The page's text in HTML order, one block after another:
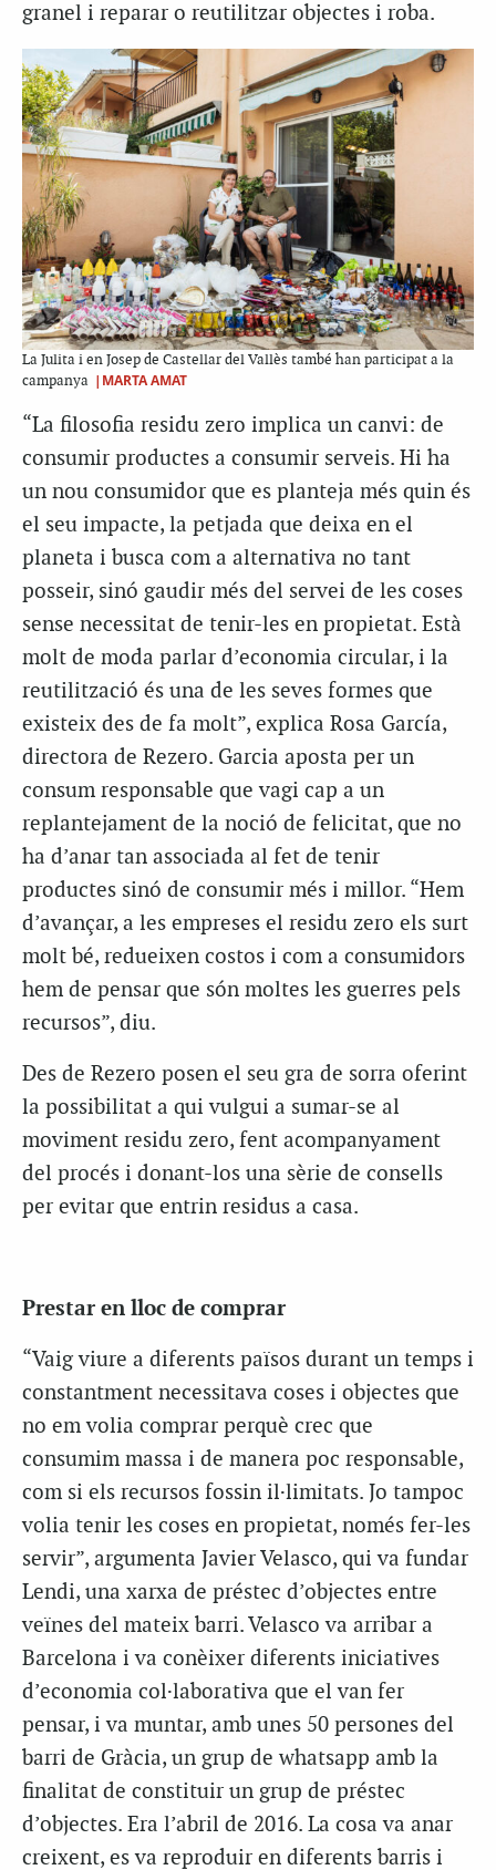
granel i reparar o reutilitzar objectes i roba.
La Julita i en Josep de Castellar del Vallès també han participat a la
campanya |MARTA AMAT
“La filosofia residu zero implica un canvi: de
consumir productes a consumir serveis. Hi ha
un nou consumidor que es planteja més quin és
el seu impacte, la petjada que deixa en el
planeta i busca com a alternativa no tant
posseir, sinó gaudir més del servei de les coses
sense necessitat de tenir-les en propietat. Està
molt de moda parlar d’economia circular, i la
reutilització és una de les seves formes que
existeix des de fa molt”, explica Rosa García,
directora de Rezero. Garcia aposta per un
consum responsable que vagi cap a un
replantejament de la noció de felicitat, que no
ha d’anar tan associada al fet de tenir
productes sinó de consumir més i millor. “Hem
d’avançar, a les empreses el residu zero els surt
molt bé, redueixen costos i com a consumidors
hem de pensar que són moltes les guerres pels
recursos”, diu.
Des de Rezero posen el seu gra de sorra oferint
la possibilitat a qui vulgui a sumar-se al
moviment residu zero, fent acompanyament
del procés i donant-los una sèrie de consells
per evitar que entrin residus a casa.
Prestar en lloc de comprar
“Vaig viure a diferents països durant un temps i
constantment necessitava coses i objectes que
no em volia comprar perquè crec que
consumim massa i de manera poc responsable,
com si els recursos fossin il·limitats. Jo tampoc
volia tenir les coses en propietat, només fer-les
servir”, argumenta Javier Velasco, qui va fundar
Lendi, una xarxa de préstec d’objectes entre
veïnes del mateix barri. Velasco va arribar a
Barcelona i va conèixer diferents iniciatives
d’economia col·laborativa que el van fer
pensar, i va muntar, amb unes 50 persones del
barri de Gràcia, un grup de whatsapp amb la
finalitat de constituir un grup de préstec
d’objectes. Era l’abril de 2016. La cosa va anar
creixent, es va reproduir en diferents barris i